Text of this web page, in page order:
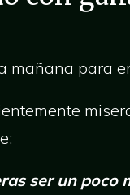
mañana para
ser un poco